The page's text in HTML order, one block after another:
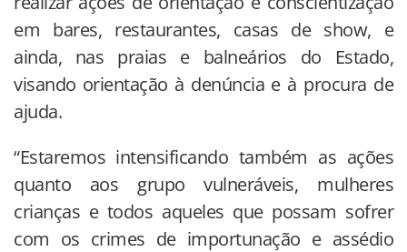
em bares, restaurantes, casas de show, e
ainda, nas praias e balneários do Estado,
visando orientação à denúncia e à procura de
ajuda.
“Estaremos intensificando também as ações
quanto aos grupo vulneráveis, mulheres
crianças e todos aqueles que possam sofrer
com os crimes de importunação e assédio